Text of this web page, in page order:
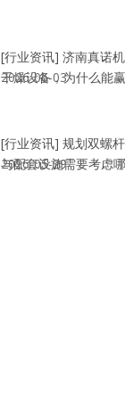
[行业资讯] 济南真诺
干燥设备，为什么能
2026-06-03
[行业资讯] 规划双螺
与配套设施需要考虑
2026-05-29